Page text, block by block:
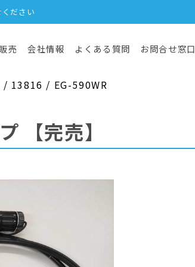
ださい
売 会社情報 よくある質問 お問合せ窓口
/ 13816 / EG-590WR
【完売】